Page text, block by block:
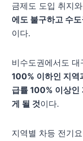
금제도 도입 취지
에도 불구하고 수
이다.
비수도권에서도
100% 이하인 지역
급률 100% 이상인
게 될 것이다.
지역별 차등 전기